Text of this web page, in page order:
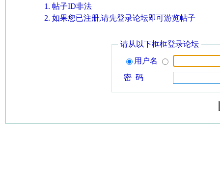
帖子ID非法
如果您已注册,请先登录论坛即可游览帖子
请从以下框框登录论坛
用户名
密 码